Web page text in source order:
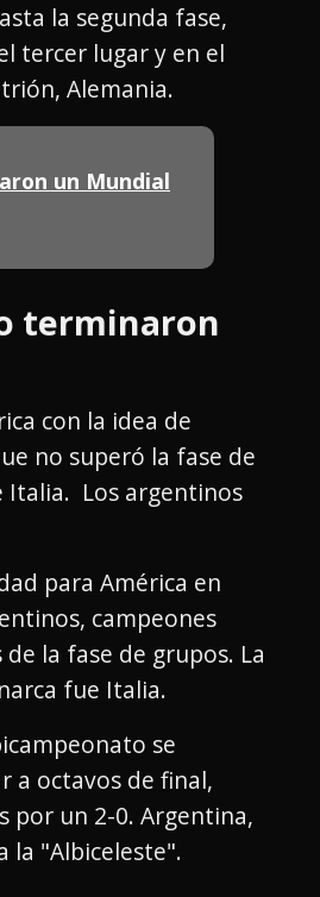
la segunda fase,
tercer lugar y en el
Alemania.
un Mundial
terminaron
con la idea de
no superó la fase de
Italia. Los argentinos
para América en
campeones
la fase de grupos. La
fue Italia.
se
a octavos de final,
por un 2-0. Argentina,
la "Albiceleste".